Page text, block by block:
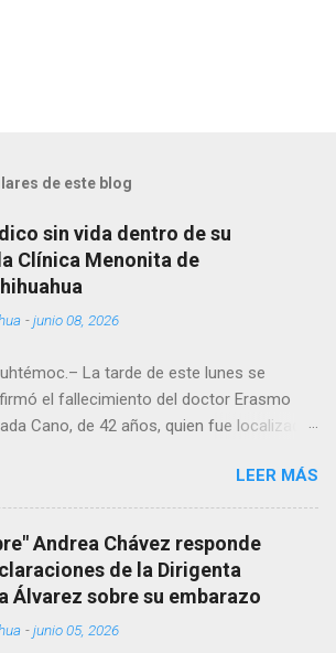
de este blog
sin vida dentro de su
Clínica Menonita de
-junio 08, 2026
La tarde de este lunes se
el fallecimiento del doctor Erasmo
Cano, de 42 años, quien fue localizado
ubicada en el kilómetro 10 del
Comercial. Según reportes el médico
quitado la vida mientras permanecía
en el consultorio, por lo que
tuvieron que derribar la puerta,
quien se desempeñó como presidente
LEER MÁS
Andrea Chávez responde
de la Dirigenta
Álvarez sobre su embarazo
-junio 05, 2026